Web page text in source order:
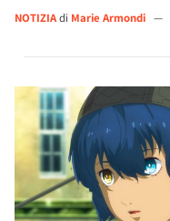
NOTIZIAdi Marie Armondi —